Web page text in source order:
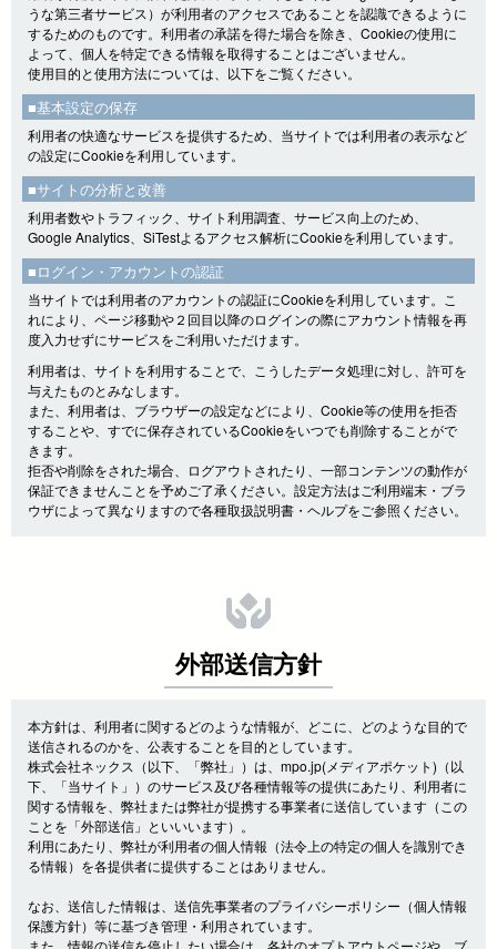
うな第三者サービス）が利用者のアクセスであることを認識できるように
するためのものです。利用者の承諾を得た場合を除き、Cookieの使用に
よって、個人を特定できる情報を取得することはございません。
使用目的と使用方法については、以下をご覧ください。
■基本設定の保存
利用者の快適なサービスを提供するため、当サイトでは利用者の表示など
の設定にCookieを利用しています。
■サイトの分析と改善
利用者数やトラフィック、サイト利用調査、サービス向上のため、
Google Analytics、SiTestよるアクセス解析にCookieを利用しています。
■ログイン・アカウントの認証
当サイトでは利用者のアカウントの認証にCookieを利用しています。こ
れにより、ページ移動や２回目以降のログインの際にアカウント情報を再
度入力せずにサービスをご利用いただけます。
利用者は、サイトを利用することで、こうしたデータ処理に対し、許可を
与えたものとみなします。
また、利用者は、ブラウザーの設定などにより、Cookie等の使用を拒否
することや、すでに保存されているCookieをいつでも削除することがで
きます。
拒否や削除をされた場合、ログアウトされたり、一部コンテンツの動作が
保証できませんことを予めご了承ください。設定方法はご利用端末・ブラ
ウザによって異なりますので各種取扱説明書・ヘルプをご参照ください。
外部送信方針
本方針は、利用者に関するどのような情報が、どこに、どのような目的で
送信されるのかを、公表することを目的としています。
株式会社ネックス（以下、「弊社」）は、mpo.jp(メディアポケット)（以
下、「当サイト」）のサービス及び各種情報等の提供にあたり、利用者に
関する情報を、弊社または弊社が提携する事業者に送信しています（この
ことを「外部送信」といいいます）。
利用にあたり、弊社が利用者の個人情報（法令上の特定の個人を識別でき
る情報）を各提供者に提供することはありません。
なお、送信した情報は、送信先事業者のプライバシーポリシー（個人情報
保護方針）等に基づき管理・利用されています。
また、情報の送信を停止したい場合は、各社のオプトアウトページや、ブ